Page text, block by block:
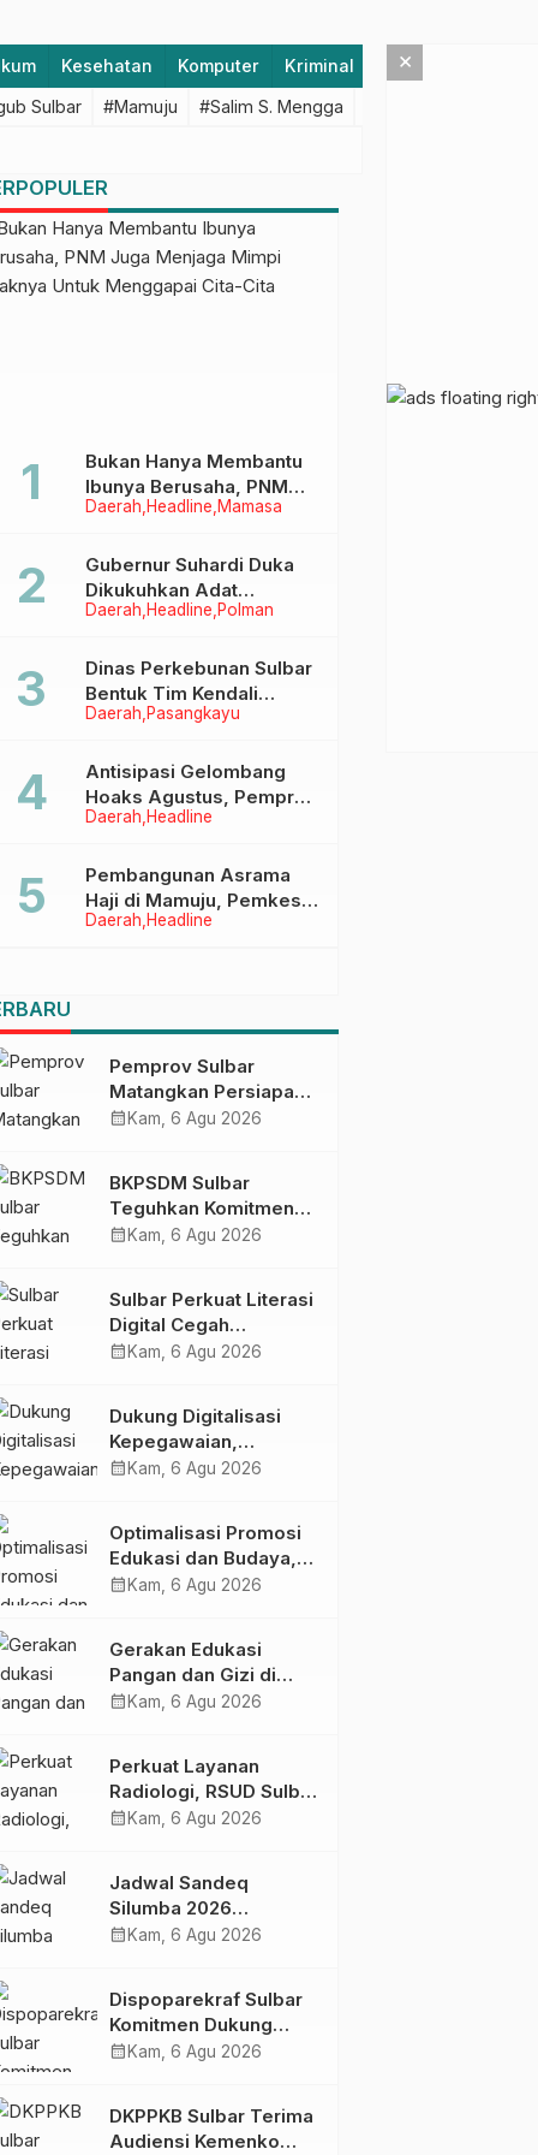
Kesehatan Komputer Kriminal Lifestyle
Sulbar #Mamuju #Salim S. Mengga
Daerah Headline Mamasa
Bukan Hanya Membantu
Ibunya Berusaha, PNM
Juga Menjaga Mimpi
Menggapai Cita-Cita
Daerah Headline Polman
Gubernur Suhardi Duka
Dikukuhkan Adat
Balanipa, Raih Gelar Sulo
Daerah Pasangkayu
Dinas Perkebunan Sulbar
Bentuk Tim Kendali
Internal ICS untuk Dukung
di Pasangkayu
Daerah Headline
Antisipasi Gelombang
Hoaks Agustus, Pemprov
Sulbar Ajak Warga Jaga
Daerah Headline
Pembangunan Asrama
Haji di Mamuju, Pemkesra
dan Kementerian Haji
Pemprov Sulbar
Matangkan Persiapan
HUT Ke-81 RI, Puncak
calendar_month Kam, 6 Agu 2026
BKPSDM Sulbar
Teguhkan Komitmen
Pengembangan
Penandatanganan
Perjanjian Tugas
Belajar 2026
calendar_month Kam, 6 Agu 2026
Sulbar Perkuat Literasi
Digital Cegah
Kejahatan Love
calendar_month Kam, 6 Agu 2026
Dukung Digitalisasi
Kepegawaian,
DPMPTSP Sulbar Siap
calendar_month Kam, 6 Agu 2026
Optimalisasi Promosi
Edukasi dan Budaya,
Anjungan Provinsi
Bersama Sky World
TMII
calendar_month Kam, 6 Agu 2026
Gerakan Edukasi
Pangan dan Gizi di
Mamasa: Tingkatkan
dalam Pemenuhan Gizi
calendar_month Kam, 6 Agu 2026
Perkuat Layanan
Radiologi, RSUD Sulbar
Sambut Kembali dr. Iis
calendar_month Kam, 6 Agu 2026
Jadwal Sandeq
Silumba 2026
Disesuaikan,
Tetap Dimatangkan
calendar_month Kam, 6 Agu 2026
Dispoparekraf Sulbar
Komitmen Dukung
Penyusunan RAD
calendar_month Kam, 6 Agu 2026
DKPPKB Sulbar Terima
Audiensi Kemenko
×